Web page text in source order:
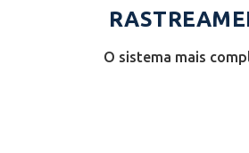
O sistema mais